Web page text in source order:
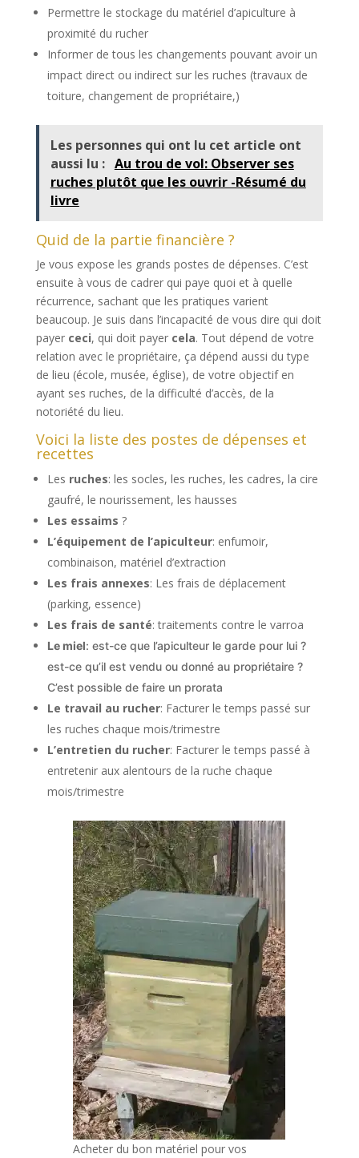
Permettre le stockage du matériel d’apiculture à
proximité du rucher
Informer de tous les changements pouvant avoir un
impact direct ou indirect sur les ruches (travaux de
toiture, changement de propriétaire,)
Les personnes qui ont lu cet article ont
aussi lu : Au trou de vol: Observer ses
ruches plutôt que les ouvrir -Résumé du
livre
Quid de la partie financière ?
Je vous expose les grands postes de dépenses. C’est
ensuite à vous de cadrer qui paye quoi et à quelle
récurrence, sachant que les pratiques varient
beaucoup. Je suis dans l’incapacité de vous dire qui doit
payer ceci, qui doit payer cela. Tout dépend de votre
relation avec le propriétaire, ça dépend aussi du type
de lieu (école, musée, église), de votre objectif en
ayant ses ruches, de la difficulté d’accès, de la
notoriété du lieu.
Voici la liste des postes de dépenses et
recettes
Les ruches: les socles, les ruches, les cadres, la cire
gaufré, le nourissement, les hausses
Les essaims ?
L’équipement de l’apiculteur: enfumoir,
combinaison, matériel d’extraction
Les frais annexes: Les frais de déplacement
(parking, essence)
Les frais de santé: traitements contre le varroa
Le miel: est-ce que l’apiculteur le garde pour lui ?
est-ce qu’il est vendu ou donné au propriétaire ?
C’est possible de faire un prorata
Le travail au rucher: Facturer le temps passé sur
les ruches chaque mois/trimestre
L’entretien du rucher: Facturer le temps passé à
entretenir aux alentours de la ruche chaque
mois/trimestre
Acheter du bon matériel pour vos